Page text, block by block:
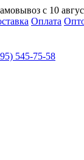
с 10
Оплата
545-75-58